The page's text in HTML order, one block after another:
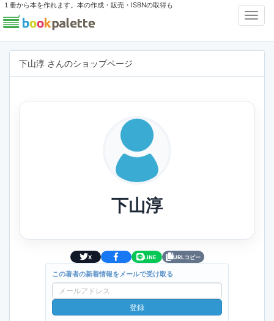
１冊から本を作れます。本の作成・販売・ISBNの取得も
下山淳 さんのショップページ
下山淳
X LINE URLコピー
この著者の新着情報をメールで受け取る
ー
ル
登録